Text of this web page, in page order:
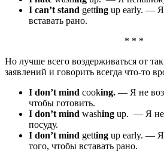
I can’t stand getting up early. — Я
вставать рано.
* * *
Но лучше всего воздерживаться от
заявлений и говорить всегда что-то
I don’t mind cooking. — Я не
чтобы готовить.
I don’t mind washing up. — Я не
посуду.
I don’t mind getting up early. — Я
того, чтобы вставать рано.